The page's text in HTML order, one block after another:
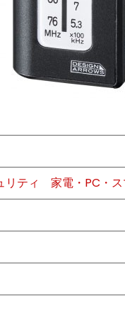
リティ
家電・PC・